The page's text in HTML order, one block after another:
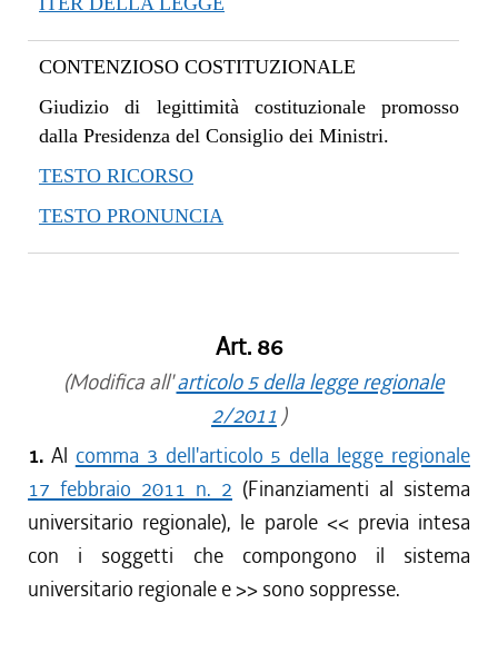
CONTENZIOSO COSTITUZIONALE
Giudizio di legittimità costituzionale promosso
dalla Presidenza del Consiglio dei Ministri.
TESTO RICORSO
TESTO PRONUNCIA
Art. 86
(Modifica all'articolo 5 della legge regionale
2/2011 )
1. Al comma 3 dell'articolo 5 della legge regionale
17 febbraio 2011 n. 2 (Finanziamenti al sistema
universitario regionale), le parole << previa intesa
con i soggetti che compongono il sistema
universitario regionale e>> sono soppresse.